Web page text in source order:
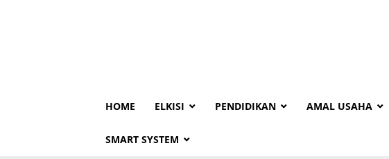
HOME ELKISI PENDIDIKAN AMAL USAHA
SMART SYSTEM